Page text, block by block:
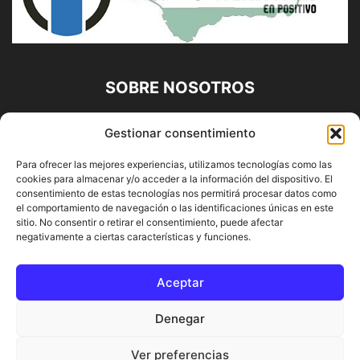
Gestionar consentimiento
Para ofrecer las mejores experiencias, utilizamos tecnologías como las
cookies para almacenar y/o acceder a la información del dispositivo. El
consentimiento de estas tecnologías nos permitirá procesar datos como
el comportamiento de navegación o las identificaciones únicas en este
sitio. No consentir o retirar el consentimiento, puede afectar
negativamente a ciertas características y funciones.
Aceptar
Denegar
Ver preferencias
SOBRE NOSOTROS
Diario Alhaurín (www.alhaurindelatorre.com) Propiedad de
Francisco E. López López | 639 95 71 95 | Noticias de
Alhaurín de la Torre, Málaga y Provincia|
Contáctanos:info@alhaurindelatorre.com
SÍGUENOS
© DIARIO ALHAURÍN | Diseñado por INFORMÁTICA ALHAURÍN